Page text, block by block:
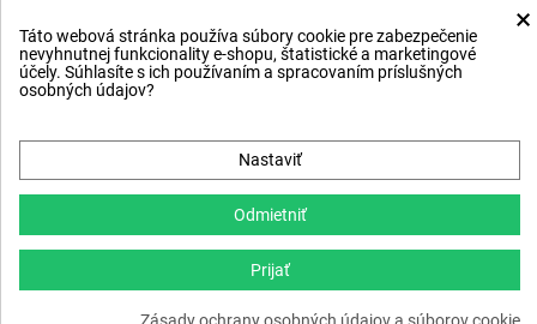
×
Táto webová stránka používa súbory cookie pre zabezpečenie
nevyhnutnej funkcionality e-shopu, štatistické a marketingové
účely. Súhlasíte s ich používaním a spracovaním príslušných
osobných údajov?
Nastaviť
Odmietniť
Prijať